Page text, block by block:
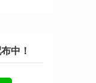
中！